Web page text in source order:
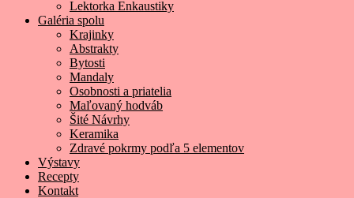
Lektorka Enkaustiky
Galéria spolu
Krajinky
Abstrakty
Bytosti
Mandaly
Osobnosti a priatelia
Maľovaný hodváb
Šité Návrhy
Keramika
Zdravé pokrmy podľa 5 elementov
Výstavy
Recepty
Kontakt